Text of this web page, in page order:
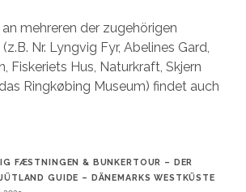
mehreren der zugehörigen
Nr. Lyngvig Fyr, Abelines Gard,
Fiskeriets Hus, Naturkraft, Skjern
Ringkøbing Museum) findet auch
FÆSTNINGEN & BUNKERTOUR – DER
GUIDE – DÄNEMARKS WESTKÜSTE